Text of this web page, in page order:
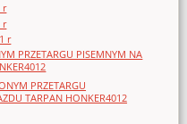
r
r
r
PRZETARGU PISEMNYM NA
PRZETARGU
TARPAN HONKER4012